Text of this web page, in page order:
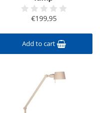
€199,95
Add to cart